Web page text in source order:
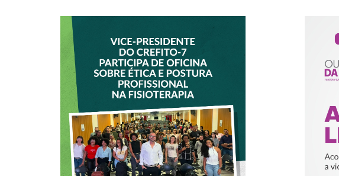
VICE-PRESIDENTE
DO CREFITO-7
PARTICIPA DE
OFICINA SOBRE
ÉTICA E POSTURA
PROFISSIONAL NA
FISIOTERAPIA